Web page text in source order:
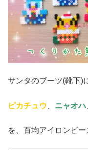
サンタのブーツ(靴下)
ピカチュウ ニャオハ
を、百均アイロンビ